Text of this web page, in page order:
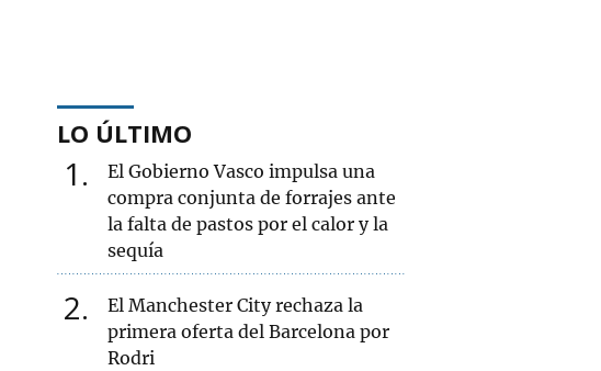
LO ÚLTIMO
1
El Gobierno Vasco impulsa una
compra conjunta de forrajes ante
la falta de pastos por el calor y la
sequía
2
El Manchester City rechaza la
primera oferta del Barcelona por
Rodri